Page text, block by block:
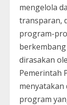
mengelola
transparan,
program-
dirasakan
Pemerintah
program